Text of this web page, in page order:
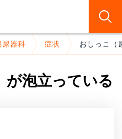
尿器科 症状 おしっこ（
が泡立っている